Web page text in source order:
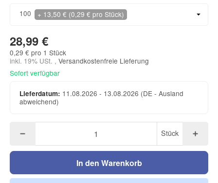
100 + 13,50 € (0,29 € pro Stück)
28,99 €
0,29 € pro 1 Stück
inkl. 19% USt. , Versandkostenfreie Lieferung
Sofort verfügbar
Lieferdatum: 11.08.2026 - 13.08.2026 (DE - Ausland
abweichend)
Stück
In den Warenkorb